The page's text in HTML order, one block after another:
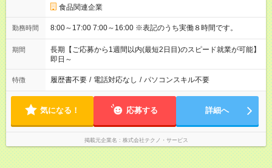
食品関連企業
勤務時間 8:00～17:00 7:00～16:00 ※表記のうち実働８時間です。
期間
長期【ご応募から1週間以内(最短2日目)のスピード就業が可能】
即日～
特徴 履歴書不要 / 電話対応なし / パソコンスキル不要
気になる！ 応募する 詳細へ
掲載元企業名 株式会社テクノ・サービス